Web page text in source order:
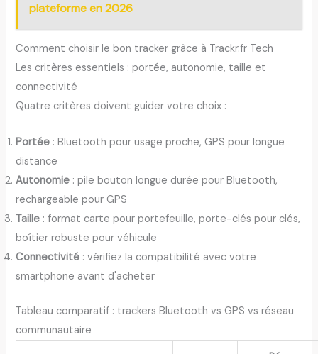
plateforme en 2026
Comment choisir le bon tracker grâce à Trackr.fr Tech
Les critères essentiels : portée, autonomie, taille et
connectivité
Quatre critères doivent guider votre choix :
Portée : Bluetooth pour usage proche, GPS pour longue
distance
Autonomie : pile bouton longue durée pour Bluetooth,
rechargeable pour GPS
Taille : format carte pour portefeuille, porte-clés pour clés,
boîtier robuste pour véhicule
Connectivité : vérifiez la compatibilité avec votre
smartphone avant d'acheter
Tableau comparatif : trackers Bluetooth vs GPS vs réseau
communautaire